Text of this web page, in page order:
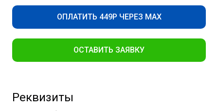
ОПЛАТИТЬ 449Р ЧЕРЕЗ MAX
ОСТАВИТЬ ЗАЯВКУ
Реквизиты